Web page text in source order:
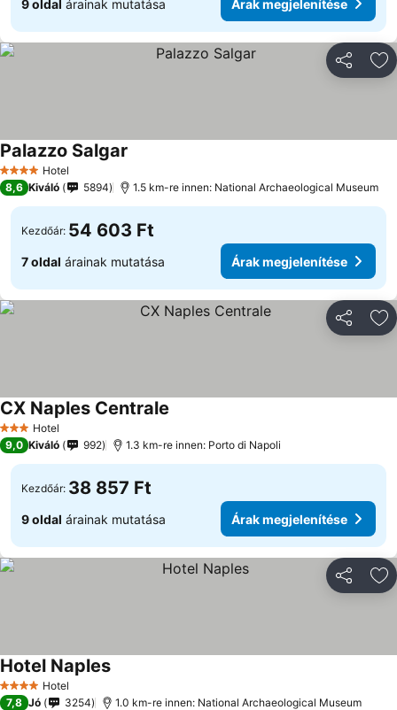
9 oldal árainak mutatása Árak megjelenítése
4 KategóriaHotel
Palazzo Salgar
8,6 Kiváló 5894 1.5 km-re innen: National Archaeological Museum
Kezdőár: 54 603 Ft
7 oldal árainak mutatása Árak megjelenítése
3 Kategória
Hotel
CX Naples Centrale
9,0 Kiváló 992 1.3 km-re innen: Porto di Napoli
Kezdőár: 38 857 Ft
9 oldal árainak mutatása Árak megjelenítése
4 KategóriaHotel
Hotel NaplesÁrak megjelenítése
7,8 Jó 3254 1.0 km-re innen: National Archaeological Museum